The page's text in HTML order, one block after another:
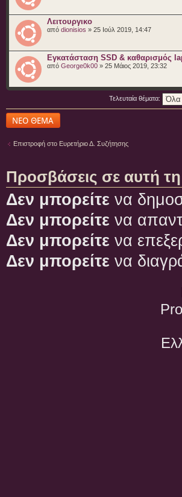
Λειτουργικο
από dionisios » 25 Ιούλ 2019, 14:47
Εγκατάσταση SSD & καθαρισμός
από George0k00 » 25 Μάιος 2019, 23:32
Τελευταία θέματα:
Δημιουργία νέου
θέματος
Επιστροφή στο Ευρετήριο Δ. Συζήτησης
Προσβάσεις σε αυτή
Δεν μπορείτε να
Δεν μπορείτε να
Δεν μπορείτε να
Δεν μπορείτε να